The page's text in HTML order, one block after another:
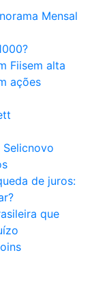
Mensal
Fiisem alta
ações
novo
de juros:
que